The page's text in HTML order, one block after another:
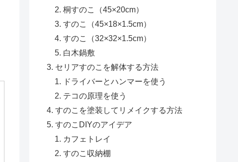
桐すのこ（45×20cm）
すのこ（45×18×1.5cm）
すのこ（32×32×1.5cm）
白木鍋敷
セリアすのこを解体する方法
ドライバーとハンマーを使う
テコの原理を使う
すのこを塗装してリメイクする方法
すのこDIYのアイデア
カフェトレイ
すのこ収納棚